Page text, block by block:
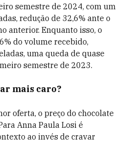
semestre de 2024, com um
redução de 32,6% ante o
anterior. Enquanto isso, o
do volume recebido,
uma queda de quase
semestre de 2023.
mais caro?
oferta, o preço do chocolate
Anna Paula Losi é
ao invés de cravar